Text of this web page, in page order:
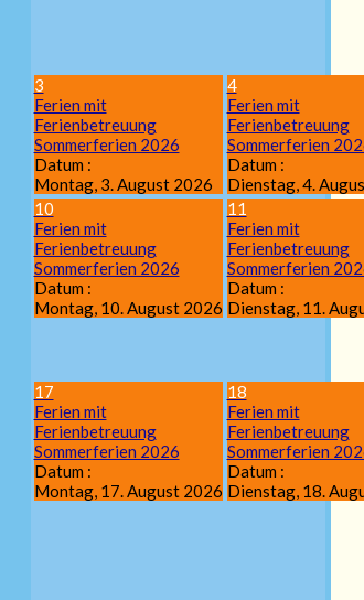
3
Ferien mit
Ferienbetreuung
Sommerferien 2026
Datum :
Montag, 3. August 2026
4
Ferien mit
Ferienbetreuung
Sommerferien
Datum :
Dienstag, 4.
10
Ferien mit
Ferienbetreuung
Sommerferien 2026
Datum :
Montag, 10. August 2026
11
Ferien mit
Ferienbetreuung
Sommerferien
Datum :
Dienstag, 11.
17
Ferien mit
Ferienbetreuung
Sommerferien 2026
Datum :
Montag, 17. August 2026
18
Ferien mit
Ferienbetreuung
Sommerferien
Datum :
Dienstag, 18.